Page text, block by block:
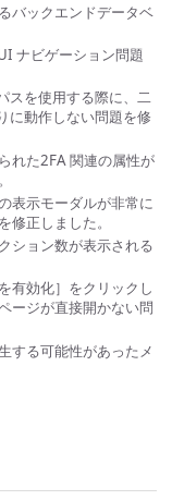
バックエンドデータベ
ナビゲーション問題
スを使用する際に、二
に動作しない問題を修
れた2FA 関連の属性が
表示モーダルが非常に
正しました。
ション数が表示される
有効化］をクリックし
ージが直接開かない問
する可能性があったメ